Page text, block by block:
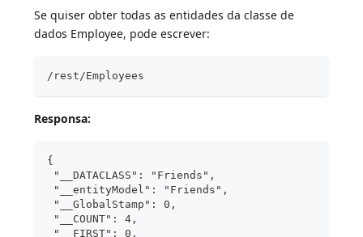
Se quiser obter todas as entidades da classe de
dados Employee, pode escrever:
/rest/Employees
Responsa:
{
"__DATACLASS": "Friends",
"__entityModel": "Friends",
"__GlobalStamp": 0,
"__COUNT": 4,
"__FIRST": 0,